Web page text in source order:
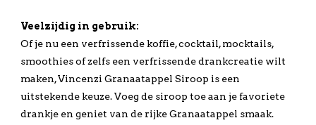
Veelzijdig in gebruik:
Of je nu een verfrissende koffie, cocktail, mocktails,
smoothies of zelfs een verfrissende drankcreatie wilt
maken, Vincenzi Granaatappel Siroop is een
uitstekende keuze. Voeg de siroop toe aan je favoriete
drankje en geniet van de rijke Granaatappel smaak.